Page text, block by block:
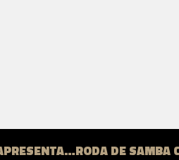
DE SAMBA